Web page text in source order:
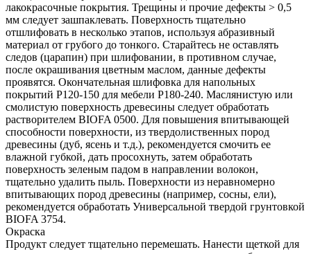
лакокрасочные покрытия. Трещины и прочие дефекты > 0,5
мм следует зашпаклевать. Поверхность тщательно
отшлифовать в несколько этапов, используя абразивный
материал от грубого до тонкого. Старайтесь не оставлять
следов (царапин) при шлифовании, в противном случае,
после окрашивания цветным маслом, данные дефекты
проявятся. Окончательная шлифовка для напольных
покрытий Р120-150 для мебели Р180-240. Маслянистую или
смолистую поверхность древесины следует обработать
растворителем BIOFA 0500. Для повышения впитывающей
способности поверхности, из твердолиственных пород
древесины (дуб, ясень и т.д.), рекомендуется смочить ее
влажной губкой, дать просохнуть, затем обработать
поверхность зеленым падом в направлении волокон,
тщательно удалить пыль. Поверхности из неравномерно
впитывающих пород древесины (например, сосны, ели),
рекомендуется обработать Универсальной твердой грунтовкой
BIOFA 3754.
Окраска
Продукт следует тщательно перемешать. Нанести щеткой для